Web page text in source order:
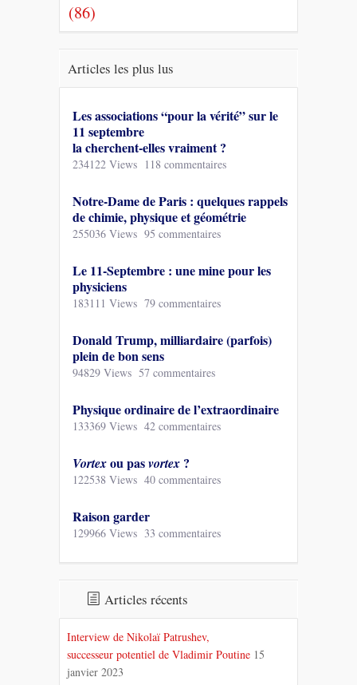
(86)
Articles les plus lus
Les associations “pour la vérité” sur le
11 septembre
la cherchent-elles vraiment ?
234122 Views 118 commentaires
Notre-Dame de Paris : quelques rappels
de chimie, physique et géométrie
255036 Views 95 commentaires
Le 11-Septembre : une mine pour les
physiciens
183111 Views 79 commentaires
Donald Trump, milliardaire (parfois)
plein de bon sens
94829 Views 57 commentaires
Physique ordinaire de l’extraordinaire
133369 Views 42 commentaires
Vortexou pasvortex ?
122538 Views 40 commentaires
Raison garder
129966 Views 33 commentaires
Articles récents
Interview de Nikolaï Patrushev,
successeur potentiel de Vladimir Poutine 15
janvier 2023